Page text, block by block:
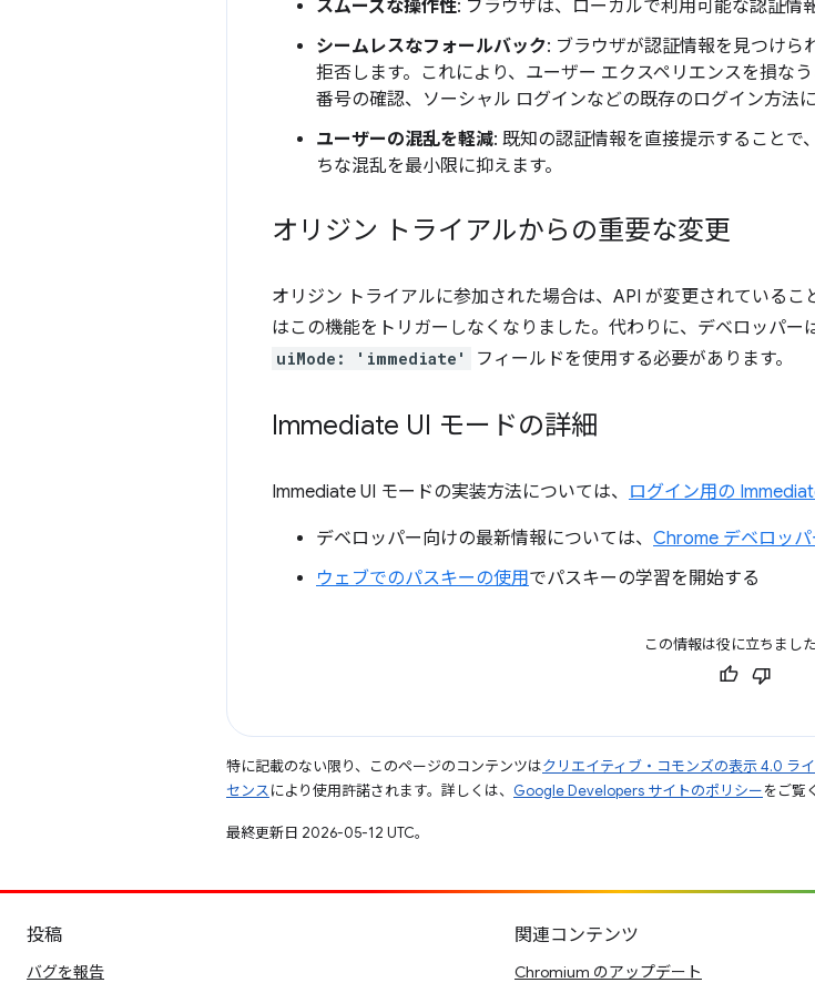
スムーズな操作性: ブラウザは、ローカルで利用可能な認証情
シームレスなフォールバック: ブラウザが認証情報を見つけら
拒否します。これにより、ユーザー エクスペリエンスを損な
番号の確認、ソーシャル ログインなどの既存のログイン方法
ユーザーの混乱を軽減: 既知の認証情報を直接提示すること
ちな混乱を最小限に抑えます。
オリジン トライアルからの重要な変更
オリジン トライアルに参加された場合は、API が変更されているこ
はこの機能をトリガーしなくなりました。代わりに、デベロッパー
uiMode: 'immediate' フィールドを使用する必要があります。
Immediate UI モードの詳細
Immediate UI モードの実装方法については、 ログイン用の
デベロッパー向けの最新情報については、 Chrome デベロッ
ウェブでのパスキーの使用でパスキーの学習を開始する
この情報は役に立ちまし
特に記載のない限り、このページのコンテンツはクリエイティブ・コモンズの表示 4.0 ラ
センスにより使用許諾されます。詳しくは、 Google Developers サイトのポリシーをご覧
最終更新日 2026-05-12 UTC。
投稿
バグを報告
関連コンテンツ
Chromium のアップデート